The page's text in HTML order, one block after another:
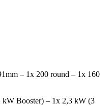
– 1x 200 round – 1x 160
kW Booster) – 1x 2,3 kW (3